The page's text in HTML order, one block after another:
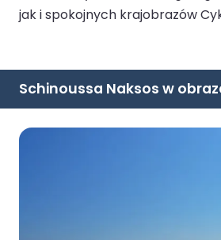
jak i spokojnych krajobrazów
Schinoussa Naksos w